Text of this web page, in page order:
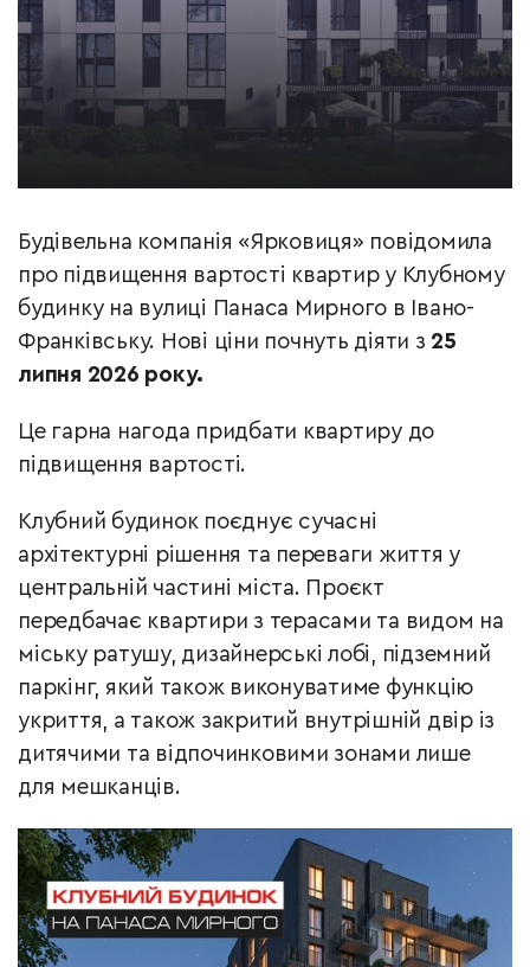
Будівельна компанія «Ярковиця» повідомила
про підвищення вартості квартир у Клубному
будинку на вулиці Панаса Мирного в Івано-
Франківську. Нові ціни почнуть діяти з 25
липня 2026 року.
Це гарна нагода придбати квартиру до
підвищення вартості.
Клубний будинок поєднує сучасні
архітектурні рішення та переваги життя у
центральній частині міста. Проєкт
передбачає квартири з терасами та видом на
міську ратушу, дизайнерські лобі, підземний
паркінг, який також виконуватиме функцію
укриття, а також закритий внутрішній двір із
дитячими та відпочинковими зонами лише
для мешканців.